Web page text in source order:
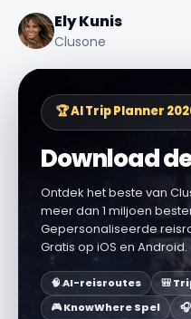
Ely Kunis
Clusone
🏆 AI Trip Planner
Download
Ontdek het beste van
meer dan 1 miljoen
Gepersonaliseerde
Gratis op iOS en Android.
🧠 AI-reisroutes
🎒
🎮 KnowWhere Spel